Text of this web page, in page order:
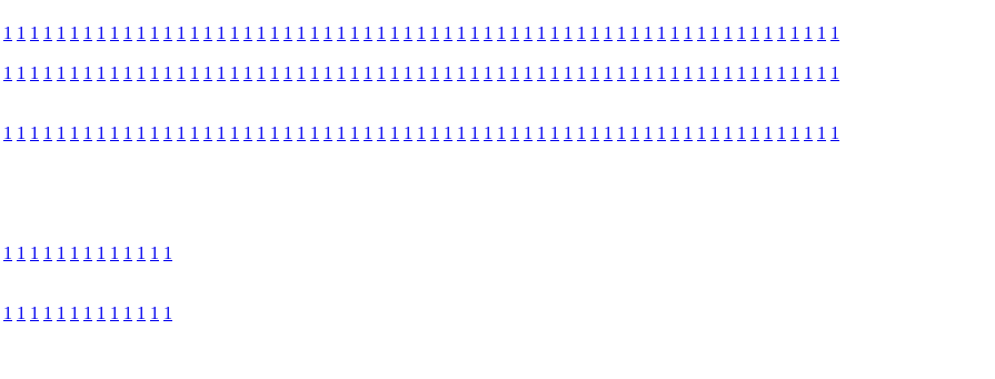
1 1 1 1 1 1 1 1 1 1 1 1 1 1 1 1 1 1 1 1 1 1 1 1 1 1 1 1 1 1 1 1 1 1 1 1 1 1 1 1 1 1 1 1 1 1 1 1 1 1 1 1 1 1 1 1 1 1 1 1 1 1 1
1 1 1 1 1 1 1 1 1 1 1 1 1 1 1 1 1 1 1 1 1 1 1 1 1 1 1 1 1 1 1 1 1 1 1 1 1 1 1 1 1 1 1 1 1 1 1 1 1 1 1 1 1 1 1 1 1 1 1 1 1 1 1
1 1 1 1 1 1 1 1 1 1 1 1 1 1 1 1 1 1 1 1 1 1 1 1 1 1 1 1 1 1 1 1 1 1 1 1 1 1 1 1 1 1 1 1 1 1 1 1 1 1 1 1 1 1 1 1 1 1 1 1 1 1 1
1 1 1 1 1 1 1 1 1 1 1 1 1
1 1 1 1 1 1 1 1 1 1 1 1 1